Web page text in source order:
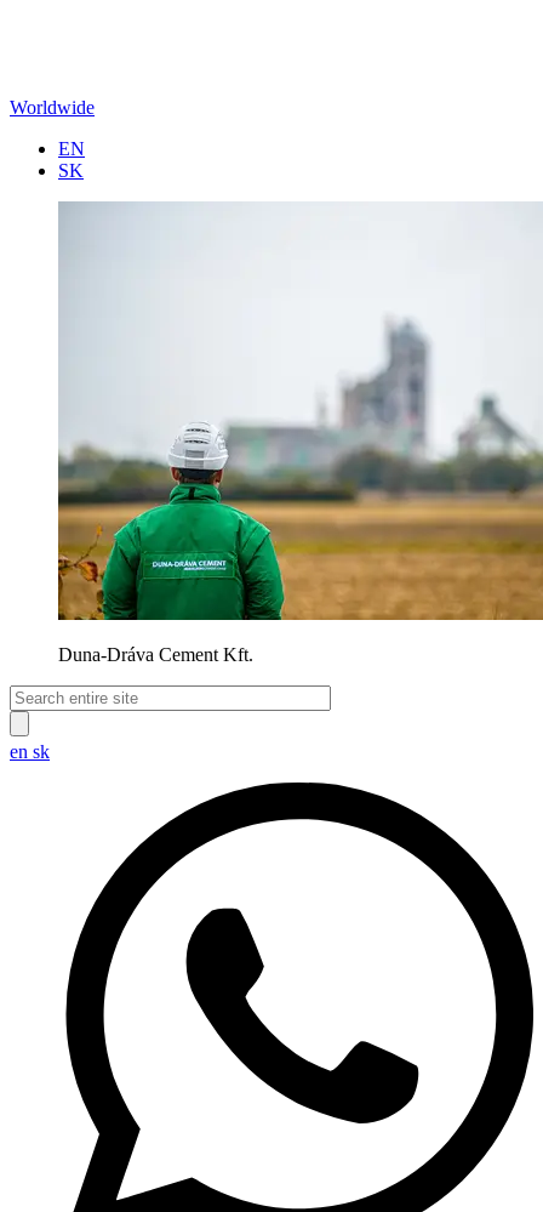
Worldwide
EN
SK
Duna-Dráva Cement Kft.
en sk